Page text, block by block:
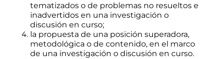
tematizados o de problemas no resueltos e
inadvertidos en una investigación o
discusión en curso;
la propuesta de una posición superadora,
metodológica o de contenido, en el marco
de una investigación o discusión en curso.